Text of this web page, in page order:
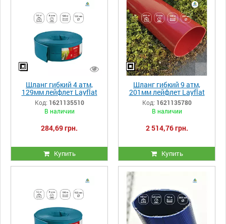
Шланг гибкий 4 атм,
129мм лейфлет Layflat
Heliflex Monoflat
Код: 1621135510
В наличии
284,69 грн.
Купить
Шланг гибкий 9 атм,
201мм лейфлет Layflat
высоконапорный для
навоза и дождевальных
машин ManureFlow
Код: 1621135780
В наличии
2 514,76 грн.
Купить